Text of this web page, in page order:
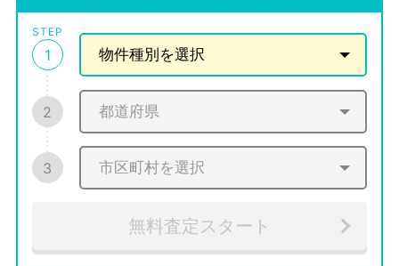
STEP
1
2
3
無料査定スタート